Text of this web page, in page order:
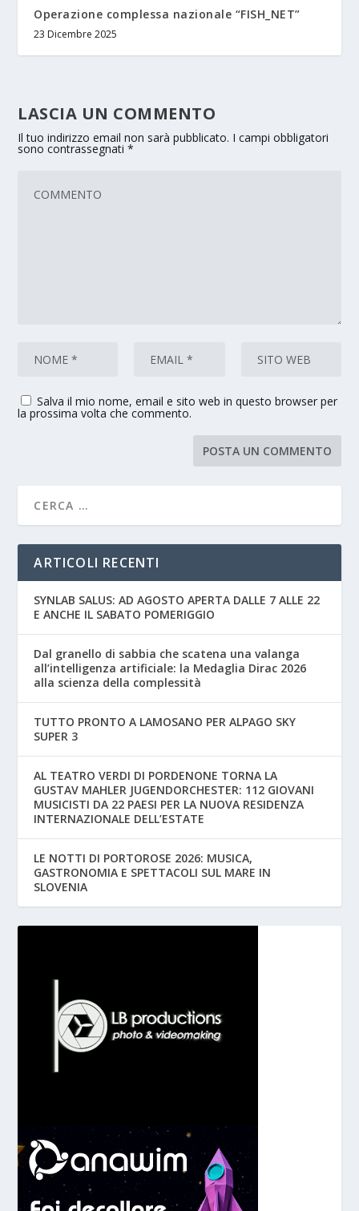
Operazione complessa nazionale “FISH_NET”
23 Dicembre 2025
LASCIA UN COMMENTO
Il tuo indirizzo email non sarà pubblicato. I campi obbligatori
sono contrassegnati*
Salva il mio nome, email e sito web in questo browser per
la prossima volta che commento.
ARTICOLI RECENTI
SYNLAB SALUS: AD AGOSTO APERTA DALLE 7 ALLE 22
E ANCHE IL SABATO POMERIGGIO
Dal granello di sabbia che scatena una valanga
all’intelligenza artificiale: la Medaglia Dirac 2026
alla scienza della complessità
TUTTO PRONTO A LAMOSANO PER ALPAGO SKY
SUPER 3
AL TEATRO VERDI DI PORDENONE TORNA LA
GUSTAV MAHLER JUGENDORCHESTER: 112 GIOVANI
MUSICISTI DA 22 PAESI PER LA NUOVA RESIDENZA
INTERNAZIONALE DELL’ESTATE
LE NOTTI DI PORTOROSE 2026: MUSICA,
GASTRONOMIA E SPETTACOLI SUL MARE IN
SLOVENIA